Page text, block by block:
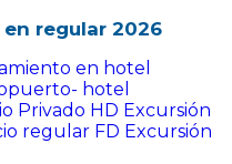
regular 2026
en hotel
hotel
Privado HD Excursión
regular FD Excursión